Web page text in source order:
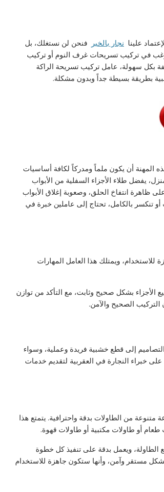
علينا نجار بالخبر
فنحن لن نستغلك، بل
في تركيب تسريحات غرف النوم أو تركيب
بكل سهولة، عامل تركيب تسريحة الراكة
بطريقة بسيطة جداً وبدون مشكلة.
المهنة أن يكون ملماً ومدركاً لكافة أساسيات
يفضل طلاء الأجزاء السفلية من الأبواب
ظاهرة انتفاخ الحلق، وصعوبة إغلاق الأبواب
تنكسر بالكامل، تحتاج إلى عاملين خبرة في
ويمتلك هذا العامل المهارات
الأجزاء بشكل صحيح وثابت، مع التأكد من توازن
التركيب الصحيح والآمن.
إلى قطع خشبية فريدة وعملية، وسواء
خبراء النجارة في العقربية لتقديم خدمات
من الطاولات بدقة واحترافية. يتمتع هذا
أو طاولات مكتبية أو طاولات قهوة.
الطاولة، ويعمل بدقة على تنفيذ كل خطوة
مستقر وآمن، وأنها ستكون جاهزة للاستخدام